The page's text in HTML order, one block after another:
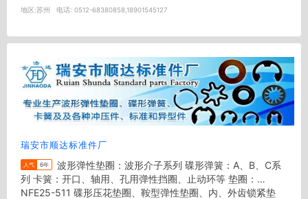
地区:苏州 电话: 0512-68380858,18901545127
瑞安市顺达标准件厂
人气 6年
列 卡簧：开口、轴用、孔用弹性挡圈、止动环等 垫圈：
NFE25-511 碟形压花垫圈、鞍型弹性垫圈、内、外齿锁紧垫